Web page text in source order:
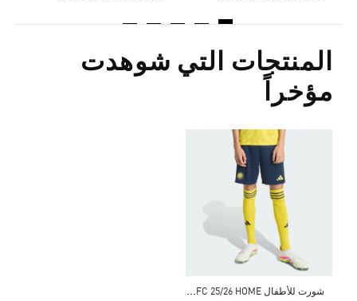
المنتجات التي شوهدت
مؤخراً
ش
ورت للأطفال ALNASSR FC 25/26 HOME